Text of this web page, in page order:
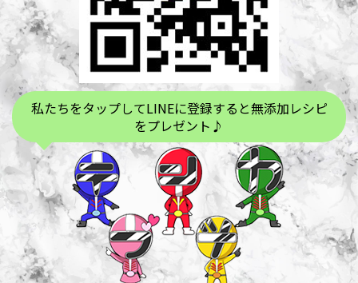
私たちをタップしてLINEに登録すると無添加レシピ
をプレゼント♪